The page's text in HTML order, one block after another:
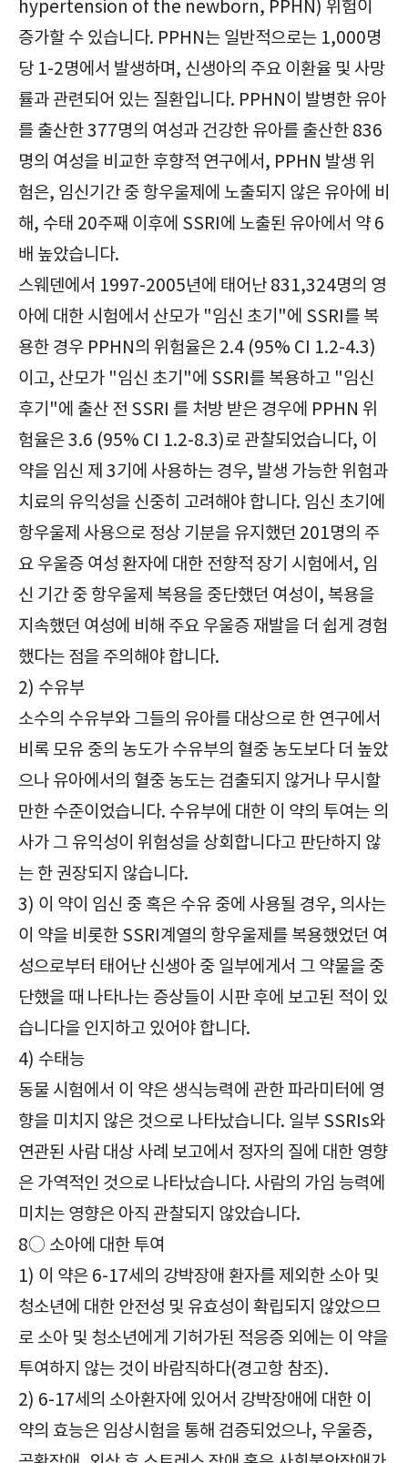
hypertension of the newborn, PPHN) 위험이
증가할 수 있습니다. PPHN는 일반적으로는 1,000명
당 1-2명에서 발생하며, 신생아의 주요 이환율 및 사망
률과 관련되어 있는 질환입니다. PPHN이 발병한 유아
를 출산한 377명의 여성과 건강한 유아를 출산한 836
명의 여성을 비교한 후향적 연구에서, PPHN 발생 위
험은, 임신기간 중 항우울제에 노출되지 않은 유아에 비
해, 수태 20주째 이후에 SSRI에 노출된 유아에서 약 6
배 높았습니다.
스웨덴에서 1997-2005년에 태어난 831,324명의 영
아에 대한 시험에서 산모가 "임신 초기"에 SSRI를 복
용한 경우 PPHN의 위험율은 2.4 (95% CI 1.2-4.3)
이고, 산모가 "임신 초기"에 SSRI를 복용하고 "임신
후기"에 출산 전 SSRI 를 처방 받은 경우에 PPHN 위
험율은 3.6 (95% CI 1.2-8.3)로 관찰되었습니다, 이
약을 임신 제 3기에 사용하는 경우, 발생 가능한 위험과
치료의 유익성을 신중히 고려해야 합니다. 임신 초기에
항우울제 사용으로 정상 기분을 유지했던 201명의 주
요 우울증 여성 환자에 대한 전향적 장기 시험에서, 임
신 기간 중 항우울제 복용을 중단했던 여성이, 복용을
지속했던 여성에 비해 주요 우울증 재발을 더 쉽게 경험
했다는 점을 주의해야 합니다.
2) 수유부
소수의 수유부와 그들의 유아를 대상으로 한 연구에서
비록 모유 중의 농도가 수유부의 혈중 농도보다 더 높았
으나 유아에서의 혈중 농도는 검출되지 않거나 무시할
만한 수준이었습니다. 수유부에 대한 이 약의 투여는 의
사가 그 유익성이 위험성을 상회합니다고 판단하지 않
는 한 권장되지 않습니다.
3) 이 약이 임신 중 혹은 수유 중에 사용될 경우, 의사는
이 약을 비롯한 SSRI계열의 항우울제를 복용했었던 여
성으로부터 태어난 신생아 중 일부에게서 그 약물을 중
단했을 때 나타나는 증상들이 시판 후에 보고된 적이 있
습니다을 인지하고 있어야 합니다.
4) 수태능
동물 시험에서 이 약은 생식능력에 관한 파라미터에 영
향을 미치지 않은 것으로 나타났습니다. 일부 SSRIs와
연관된 사람 대상 사례 보고에서 정자의 질에 대한 영향
은 가역적인 것으로 나타났습니다. 사람의 가임 능력에
미치는 영향은 아직 관찰되지 않았습니다.
8○ 소아에 대한 투여
1) 이 약은 6-17세의 강박장애 환자를 제외한 소아 및
청소년에 대한 안전성 및 유효성이 확립되지 않았으므
로 소아 및 청소년에게 기허가된 적응증 외에는 이 약을
투여하지 않는 것이 바람직하다(경고항 참조).
2) 6-17세의 소아환자에 있어서 강박장애에 대한 이
약의 효능은 임상시험을 통해 검증되었으나, 우울증,